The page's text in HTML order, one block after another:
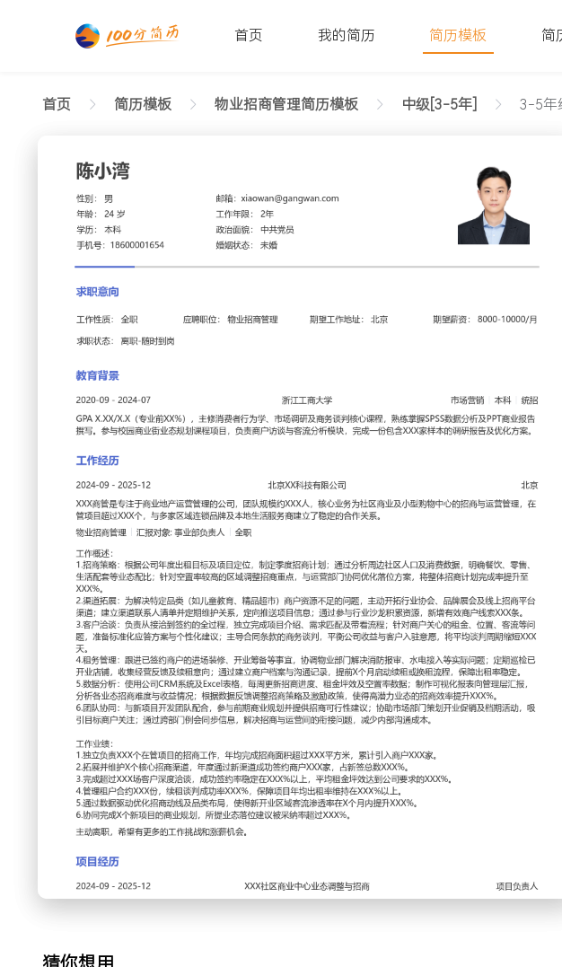
首页 我的简历 简历模板 简
首页 简历模板 物业招商管理简历模板 中级[3-5年] 3-5年
正在查看3-5年经验物业招商管理简历模板（朴素风）文字版
陈小湾
性别: 男年龄: 26 学历: 本科婚姻状态: 未婚 工作年限: 4年 政治面貌: 党员
邮箱: xiaowan@gangwan.com
求职意向
工作性质: 全职应聘职位: 物业招商管理期望工作地址: 北京期望薪资: 8000-10000
求职状态: 离职-随时到岗
工作经历
XXX商管是专注于商业地产运营管理的公司，团队规模约XXX人，核心业务为社区商业及
小型购物中心的招商与运营管理，在管项目超过XXX个，与多家区域连锁品牌及本地生活
服务商建立了稳定的合作关系。
物业招商管理汇报对象：部门总监
工作概述：
1.招商策略：根据公司年度出租目标及项目定位，制定季度招商计划；通过分析周边社区
人口及消费数据，明确餐饮、零售、生活配套等业态配比；针对空置率较高的区域调整招
商重点，与运营部门协同优化落位方案，将整体招商计划完成率提升至XXX%。
2.渠道拓展：为解决特定品类（如儿童教育、精品超市）商户资源不足的问题，主动开拓
行业协会、品牌展会及线上招商平台渠道；建立渠道联系人清单并定期维护关系，定向推
送项目信息；通过参与行业沙龙积累资源，新增有效商户线索XXX条。
3.客户洽谈：负责从接洽到签约的全过程，独立完成项目介绍、需求匹配及带看流程；针
款的商务谈判，平衡公司收益与客户入驻意愿，将平均谈判周期缩短XXX天。